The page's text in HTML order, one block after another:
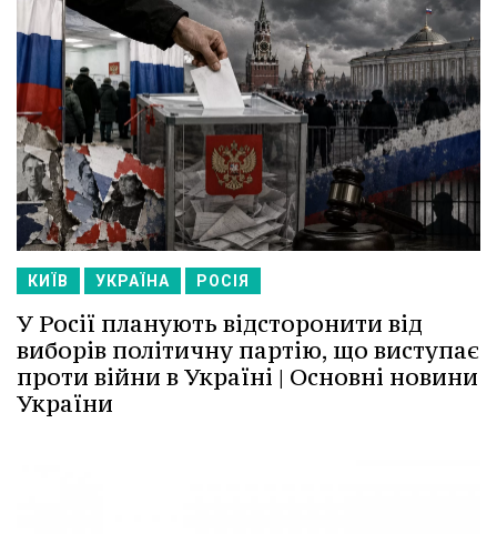
КИЇВ УКРАЇНА РОСІЯ
У Росії планують відсторонити від
виборів політичну партію, що виступає
проти війни в Україні | Основні новини
України